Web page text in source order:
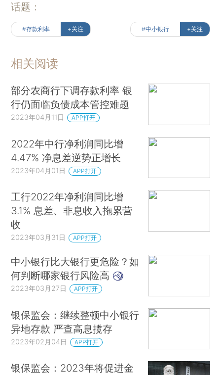
话题：
#存款利率 +关注 #中小银行 +关注
相关阅读
部分农商行下调存款利率 银
行仍面临负债成本管控难题
2023年04月11日 APP打开
2022年中行净利润同比增
4.47% 净息差逆势正增长
2023年04月01日 APP打开
工行2022年净利润同比增
3.1% 息差、非息收入拖累营
收
2023年03月31日 APP打开
中小银行比大银行更危险？如
何判断哪家银行风险高
2023年03月27日 APP打开
银保监会：继续整顿中小银行
异地存款 严查高息揽存
2023年02月04日 APP打开
银保监会：2023年将促进金